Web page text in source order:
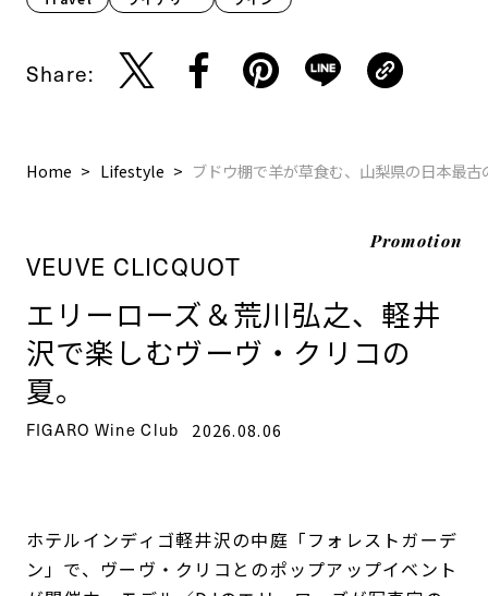
Share:
Home Lifestyle ブドウ棚で羊が草食む、山梨県の日本最
Promotion
VEUVE CLICQUOT
エリーローズ＆荒川弘之、軽井
沢で楽しむヴーヴ・クリコの
夏。
FIGARO Wine Club 2026.08.06
ホテルインディゴ軽井沢の中庭「フォレストガーデ
ン」で、ヴーヴ・クリコとのポップアップイベント